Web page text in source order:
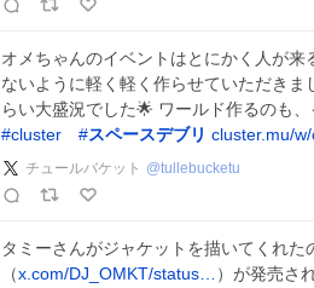
オメちゃんのイベントはとにかく人が
ないように軽く軽く作らせていただきま
らい大盛況でした🌟 ワールド作るのも
#cluster #スペースデブリ cluster.mu/
チュールバケット @tullebucketu
タミーさんがジャケットを描いてくれた
（x.com/DJ_OMKT/status…
）が発売さ